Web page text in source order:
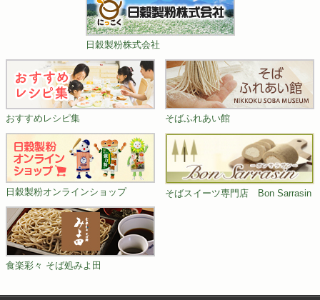
日穀製粉株式会社
おすすめレシピ集 そばふれあい館
日穀製粉オンラインショップ そばスイーツ専門店 Bon Sarrasin
食楽彩々 そば処みよ田